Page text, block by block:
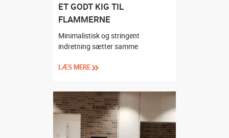
ET GODT KIG TIL
FLAMMERNE
Minimalistisk og stringent
indretning sætter samme
LÆS MERE